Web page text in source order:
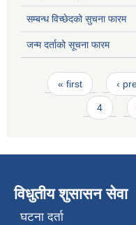
सम्बन्ध विच्छेदको सुचना फारम
जन्म दर्ताको सूचना फारम
Pages
« first ‹
4
विधुतीय शुसासन सेवा
घटना दर्ता